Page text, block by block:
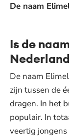
De naam
Is de
De naam
zijn tussen de
dragen. In het
populair. In
veertig